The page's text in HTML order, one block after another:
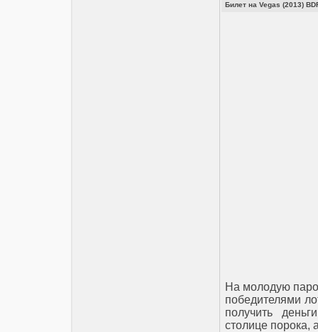
Билет на Vegas (2013)
На молодую
победителями
получить
столице порока,